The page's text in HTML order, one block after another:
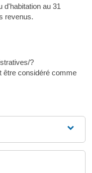
d'habitation au 31
revenus.
?
être considéré comme